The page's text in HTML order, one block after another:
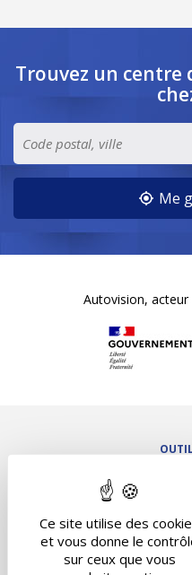
Ce site utilise des
et vous donne le
sur ceux que vous
Trouvez un centre
Me
Autovision,
Rappel